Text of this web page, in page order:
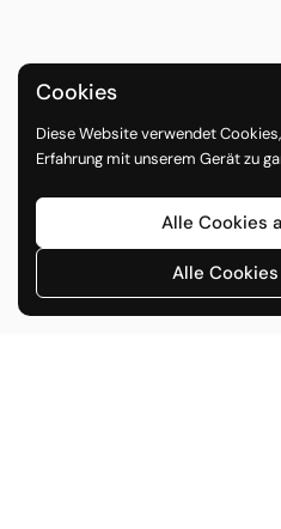
Cookies
Diese Website verwendet
Erfahrung mit unserem Gerät zu
Alle Cookies
Alle